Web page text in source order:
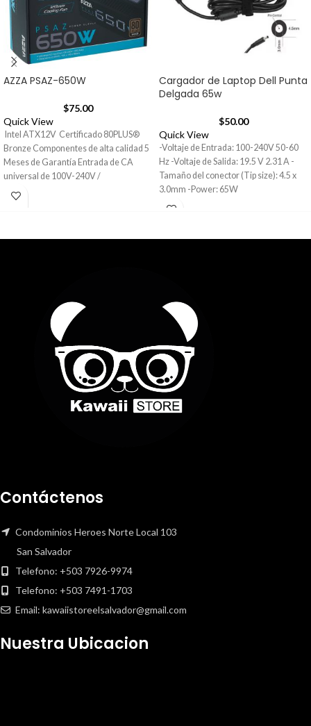
AZZA PSAZ-650W
$75.00
Quick View
Intel ATX12V Certificado 80PLUS®
Bronze Componentes de alta calidad 5
Meses de Garantía Entrada de CA
universal de 100V-240V /
Cargador de Laptop Dell Punta
Delgada 65w
$50.00
Quick View
-Voltaje de Entrada: 100-240V 50-60
Hz -Voltaje de Salida: 19.5 V 2.31 A -
Tamaño del conector (Tip size): 4.5 x
3.0mm -Power: 65W
Contáctenos
Condominios Heroes Norte Local 103
San Salvador
Telefono: +503 7926-9974
Telefono: +503 7491-1703
Email: kawaiistoreelsalvador@gmail.com
Nuestra Ubicacion